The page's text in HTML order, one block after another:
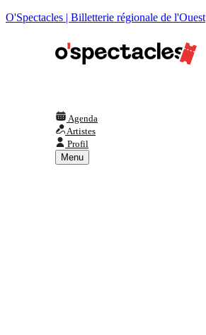
O'Spectacles | Billetterie régionale de l'Ouest
Agenda
Artistes
Profil
Menu